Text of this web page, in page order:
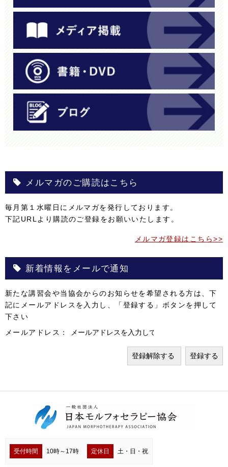
メルマガのご購読はこちら
毎月第１水曜日にメルマガを発行しております。
下記URLより購読のご登録をお願いいたします。
メルマガ登録はこちら>>
新着情報をメールで通知
新たな講習会や当協会からのお知らせを希望される方は、下
記にメールアドレスを入力し、「登録する」ボタンを押して
下さい
メールアドレス：
受付時間 10時～17時 定休日 土・日・祝